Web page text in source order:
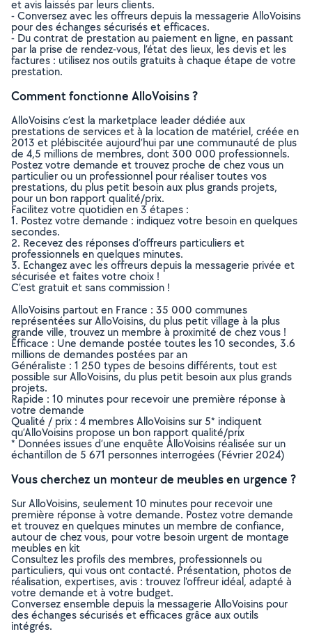
et avis laissés par leurs clients.
- Conversez avec les offreurs depuis la messagerie AlloVoisins
pour des échanges sécurisés et efficaces.
- Du contrat de prestation au paiement en ligne, en passant
par la prise de rendez-vous, l’état des lieux, les devis et les
factures : utilisez nos outils gratuits à chaque étape de votre
prestation.
Comment fonctionne AlloVoisins ?
AlloVoisins c’est la marketplace leader dédiée aux
prestations de services et à la location de matériel, créée en
2013 et plébiscitée aujourd’hui par une communauté de plus
de 4,5 millions de membres, dont 300 000 professionnels.
Postez votre demande et trouvez proche de chez vous un
particulier ou un professionnel pour réaliser toutes vos
prestations, du plus petit besoin aux plus grands projets,
pour un bon rapport qualité/prix.
Facilitez votre quotidien en 3 étapes :
1. Postez votre demande : indiquez votre besoin en quelques
secondes.
2. Recevez des réponses d’offreurs particuliers et
professionnels en quelques minutes.
3. Echangez avec les offreurs depuis la messagerie privée et
sécurisée et faites votre choix !
C’est gratuit et sans commission !
AlloVoisins partout en France : 35 000 communes
représentées sur AlloVoisins, du plus petit village à la plus
grande ville, trouvez un membre à proximité de chez vous !
Efficace : Une demande postée toutes les 10 secondes, 3.6
millions de demandes postées par an
Généraliste : 1 250 types de besoins différents, tout est
possible sur AlloVoisins, du plus petit besoin aux plus grands
projets.
Rapide : 10 minutes pour recevoir une première réponse à
votre demande
Qualité / prix : 4 membres AlloVoisins sur 5* indiquent
qu’AlloVoisins propose un bon rapport qualité/prix
* Données issues d’une enquête AlloVoisins réalisée sur un
échantillon de 5 671 personnes interrogées (Février 2024)
Vous cherchez un monteur de meubles en urgence ?
Sur AlloVoisins, seulement 10 minutes pour recevoir une
première réponse à votre demande. Postez votre demande
et trouvez en quelques minutes un membre de confiance,
autour de chez vous, pour votre besoin urgent de montage
meubles en kit
Consultez les profils des membres, professionnels ou
particuliers, qui vous ont contacté. Présentation, photos de
réalisation, expertises, avis : trouvez l'offreur idéal, adapté à
votre demande et à votre budget.
Conversez ensemble depuis la messagerie AlloVoisins pour
des échanges sécurisés et efficaces grâce aux outils
intégrés.